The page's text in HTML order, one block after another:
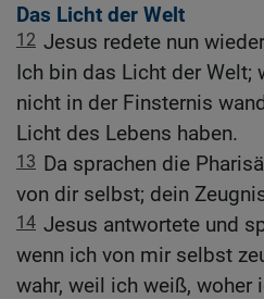
Das Licht der Welt
12 Jesus redete nun
Ich bin das Licht der Welt;
nicht in der Finsternis
Licht des Lebens haben.
13 Da sprachen die
von dir selbst; dein
14 Jesus antwortete und
wenn ich von mir selbst
wahr, weil ich weiß, woher